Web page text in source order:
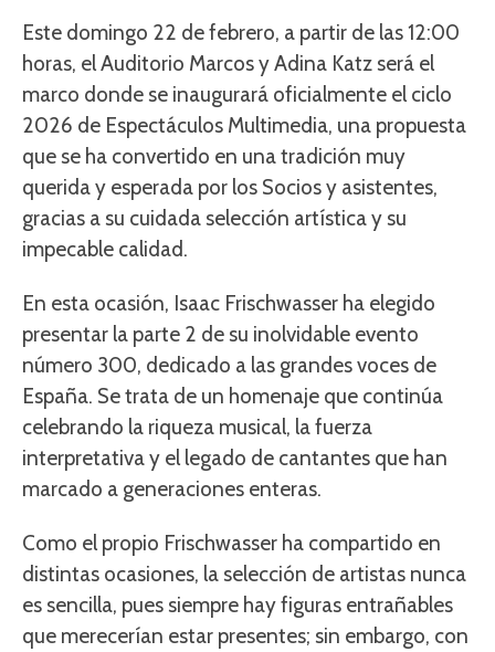
Este domingo 22 de febrero, a partir de las 12:00
horas, el Auditorio Marcos y Adina Katz será el
marco donde se inaugurará oficialmente el ciclo
2026 de Espectáculos Multimedia, una propuesta
que se ha convertido en una tradición muy
querida y esperada por los Socios y asistentes,
gracias a su cuidada selección artística y su
impecable calidad.
En esta ocasión, Isaac Frischwasser ha elegido
presentar la parte 2 de su inolvidable evento
número 300, dedicado a las grandes voces de
España. Se trata de un homenaje que continúa
celebrando la riqueza musical, la fuerza
interpretativa y el legado de cantantes que han
marcado a generaciones enteras.
Como el propio Frischwasser ha compartido en
distintas ocasiones, la selección de artistas nunca
es sencilla, pues siempre hay figuras entrañables
que merecerían estar presentes; sin embargo, con